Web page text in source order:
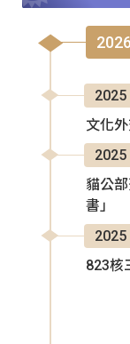
2025
文化
2025
貓公
書」
2025
823核